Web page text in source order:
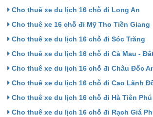
Cho thuê xe du lịch 16 chỗ đi Long An
Cho thuê xe 16 chỗ đi Mỹ Tho Tiền Giang
Cho thuê xe du lịch 16 chỗ đi Sóc Trăng
Cho thuê xe du lịch 16 chỗ đi Cà Mau -
Cho thuê xe du lịch 16 chỗ đi Châu Đốc
Cho thuê xe du lịch 16 chỗ đi Cao Lãnh
Cho thuê xe du lịch 16 chỗ đi Hà Tiên
Cho thuê xe du lịch 16 chỗ đi Rạch Giá